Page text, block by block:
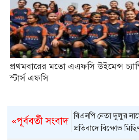
প্রথমবারের মতো এএফসি উইমেন্স
স্টার্স এফসি
«পূর্ববর্তী সংবাদ বিএনপি নেতা দুলুর
প্রতিবাদে বিক্ষোভ